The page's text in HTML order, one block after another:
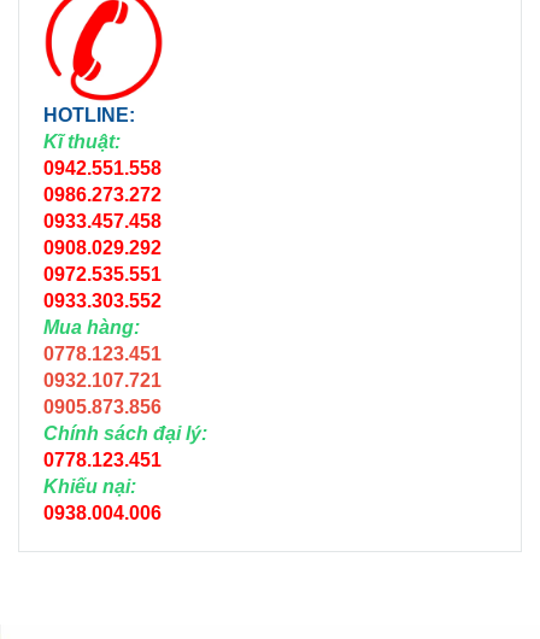
HOTLINE:
Kĩ thuật:
0942.551.558
0986.273.272
0933.457.458
0908.029.292
0972.535.551
0933.303.552
Mua hàng:
0778.123.451
0932.107.721
0905.873.856
Chính sách đại lý:
0778.123.451
Khiếu nại:
0938.004.006